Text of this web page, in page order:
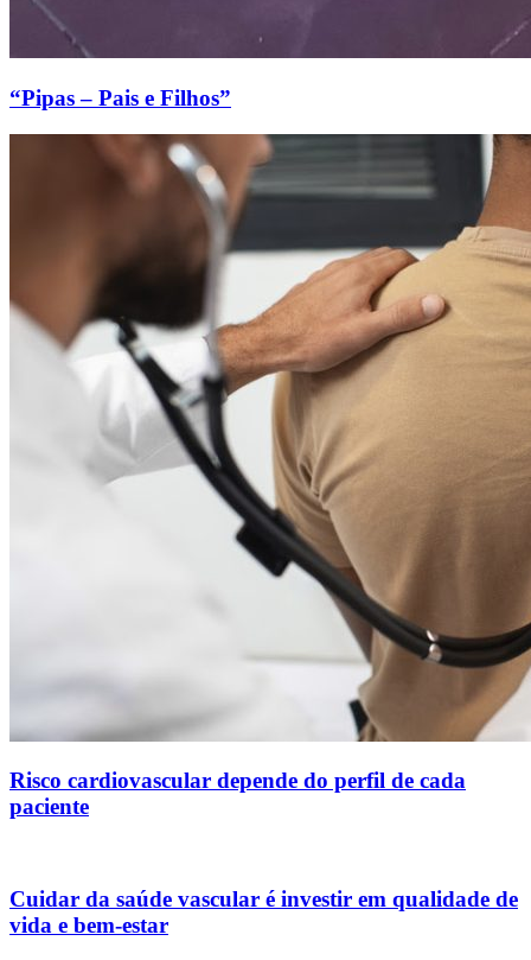
“Pipas – Pais e Filhos”
Risco cardiovascular depende do perfil de cada
paciente
Cuidar da saúde vascular é investir em qualidade de
vida e bem-estar